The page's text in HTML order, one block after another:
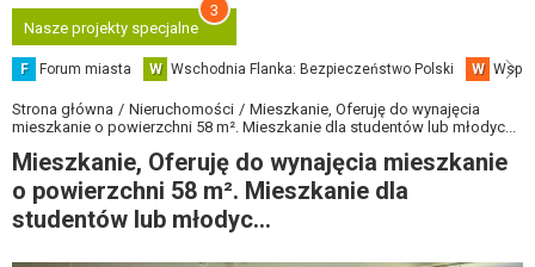
Nasze projekty specjalne
3
F Forum miasta W Wschodnia Flanka: Bezpieczeństwo Polski W
Strona główna Nieruchomości
Mieszkanie, Oferuję do wynajęcia
mieszkanie o powierzchni 58 m². Mieszkanie dla studentów lub młodyc...
Mieszkanie, Oferuję do wynajęcia mieszkanie
o powierzchni 58 m². Mieszkanie dla
studentów lub młodyc...